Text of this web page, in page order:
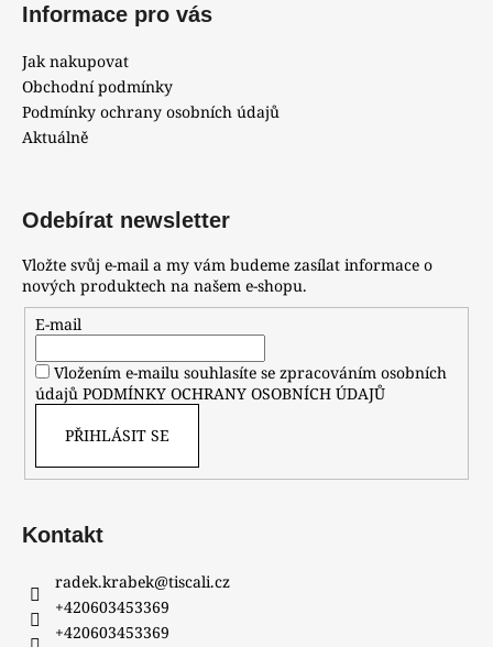
Informace pro vás
Jak nakupovat
Obchodní podmínky
Podmínky ochrany osobních údajů
Aktuálně
Odebírat newsletter
Vložte svůj e-mail a my vám budeme zasílat informace o
nových produktech na našem e-shopu.
E-mail
Vložením e-mailu souhlasíte se zpracováním osobních
údajů PODMÍNKY OCHRANY OSOBNÍCH ÚDAJŮ
PŘIHLÁSIT SE
Kontakt
radek.krabek@tiscali.cz
+420603453369
+420603453369